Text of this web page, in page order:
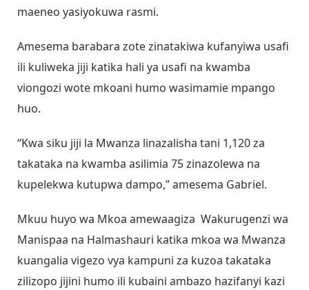
maeneo yasiyokuwa rasmi.
Amesema barabara zote zinatakiwa kufanyiwa usafi
ili kuliweka jiji katika hali ya usafi na kwamba
viongozi wote mkoani humo wasimamie mpango
huo.
“Kwa siku jiji la Mwanza linazalisha tani 1,120 za
takataka na kwamba asilimia 75 zinazolewa na
kupelekwa kutupwa dampo,” amesema Gabriel.
Mkuu huyo wa Mkoa amewaagiza Wakurugenzi wa
Manispaa na Halmashauri katika mkoa wa Mwanza
kuangalia vigezo vya kampuni za kuzoa takataka
zilizopo jijini humo ili kubaini ambazo hazifanyi kazi